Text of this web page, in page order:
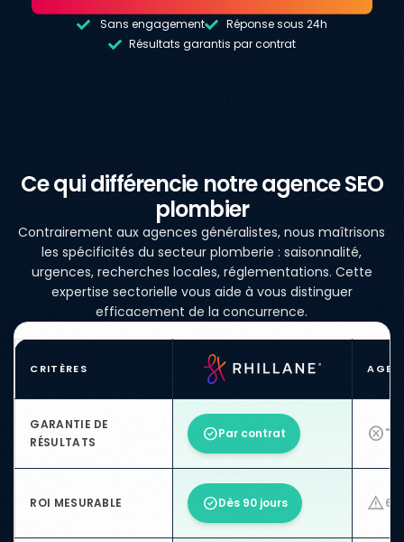
Sans engagement
Réponse sous 24h
Résultats garantis par contrat
Ce qui différencie notre agence SEO
plombier
Contrairement aux agences généralistes, nous maîtrisons
les spécificités du secteur plomberie : saisonnalité,
urgences, recherches locales, réglementations. Cette
expertise sectorielle vous aide à vous distinguer
efficacement de la concurrence.
CRITÈRES
GARANTIE DE
RÉSULTATS
check_circlePar contrat cancel
ROI MESURABLE check_circleDès 90 jours warning